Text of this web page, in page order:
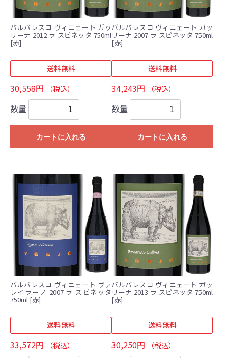
バルバレスコ ヴィニェート ガッ
リーナ 2012 ラ スピネッタ 750ml
[赤]
送料無料
30,558円 （税込）
数量
カートに入れる
バルバレスコ ヴィニェート ガッ
リーナ 2007 ラ スピネッタ 750ml
[赤]
送料無料
34,243円 （税込）
数量
カートに入れる
バルバレスコ ヴィニェート ヴァ
レイラーノ 2007 ラ スピネッタ
750ml [赤]
送料無料
33,572円 （税込）
バルバレスコ ヴィニェート ガッ
リーナ 2013 ラ スピネッタ 750ml
[赤]
送料無料
30,250円 （税込）